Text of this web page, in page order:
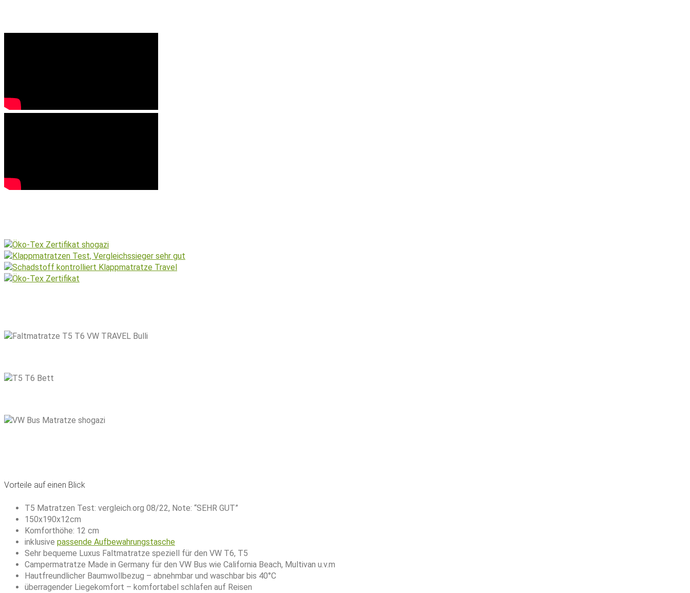
Vorteile auf einen Blick
T5 Matratzen Test: vergleich.org 08/22, Note: “SEHR GUT”
150x190x12cm
Komforthöhe: 12 cm
inklusive passende Aufbewahrungstasche
Sehr bequeme Luxus Faltmatratze speziell für den VW T6, T5
Campermatratze Made in Germany für den VW Bus wie California Beach, Multivan u.v.m
Hautfreundlicher Baumwollbezug – abnehmbar und waschbar bis 40°C
überragender Liegekomfort – komfortabel schlafen auf Reisen